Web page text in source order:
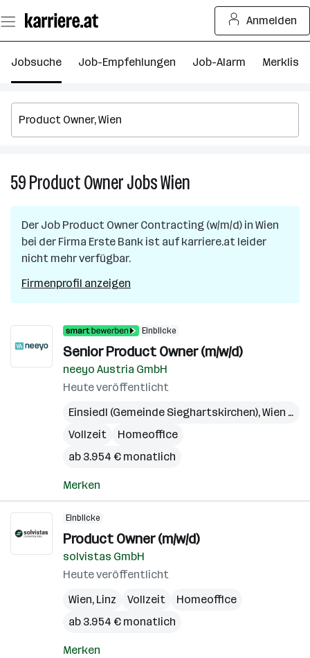
Seiteninhalt
springen
Anmelden
Jobsuche Job-Empfehlungen Job-Alarm Merkliste
59Product OwnerJobsWien
Jobs
in
Der Job Product Owner Contracting (w/m/d) in Wien
bei der Firma Erste Bank ist auf karriere.at leider
nicht mehr verfügbar.
Firmenprofil anzeigen
Einblicke
Senior Product Owner (m/w/d)
neeyo Austria GmbH
Heute veröffentlicht
Einsiedl (Gemeinde Sieghartskirchen),Wien 4. Bezirk (Wieden)
Vollzeit
Homeoffice
ab 3.954 € monatlich
Merken
Einblicke
Product Owner (m/w/d)
solvistas GmbH
Heute veröffentlicht
Wien, Linz Vollzeit
Homeoffice
ab 3.954 € monatlich
Merken